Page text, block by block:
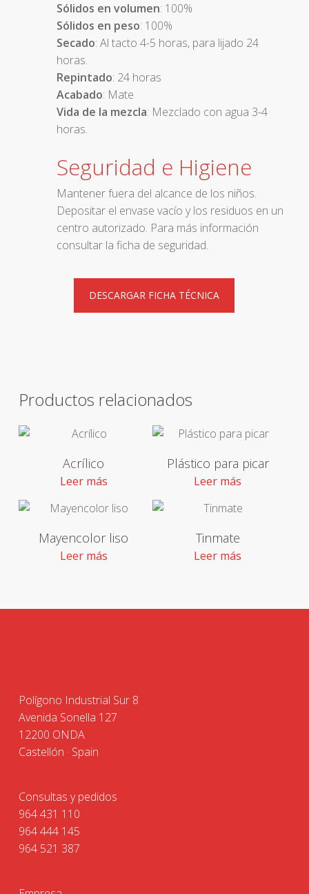
Sólidos en volumen: 100%
Sólidos en peso: 100%
Secado: Al tacto 4-5 horas, para lijado 24
horas.
Repintado: 24 horas
Acabado: Mate
Vida de la mezcla: Mezclado con agua 3-4
horas.
Seguridad e Higiene
Mantener fuera del alcance de los niños.
Depositar el envase vacío y los residuos en un
centro autorizado. Para más información
consultar la ficha de seguridad.
DESCARGAR FICHA TÉCNICA
Productos relacionados
Acrílico
Leer más
Plástico para picar
Leer más
Mayencolor liso
Leer más
Tinmate
Leer más
Polígono Industrial Sur 8
Avenida Sonella 127
12200 ONDA
Castellón · Spain
Consultas y pedidos
964 431 110
964 444 145
964 521 387